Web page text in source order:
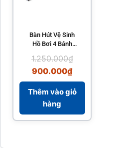
Bàn Hút Vệ Sinh
Hồ Bơi 4 Bánh
Biotech Pool
1.250.000₫
900.000₫
Thêm vào giỏ
hàng